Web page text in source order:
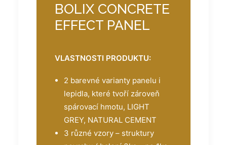
BOLIX CONCRETE
EFFECT PANEL
VLASTNOSTI PRODUKTU:
2 barevné varianty panelu i
lepidla, které tvoří zároveň
spárovací hmotu, LIGHT
GREY, NATURAL CEMENT
3 různé vzory – struktury